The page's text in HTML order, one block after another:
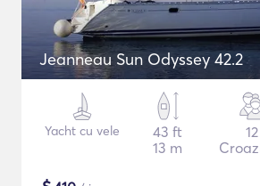
Jeanneau Sun Odyssey 42.2
Yacht cu vele
43 ft
13 m
12